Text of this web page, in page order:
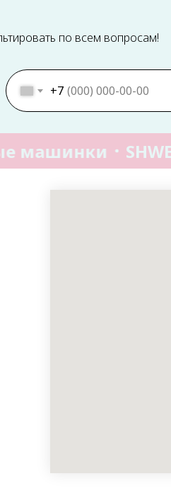
по всем вопросам!
+7
машинки